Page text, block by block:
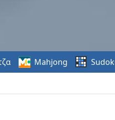
Mahjong